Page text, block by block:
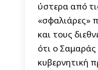
ύστερα από
«σφαλιάρες»
και τους
ότι ο
κυβερνητική